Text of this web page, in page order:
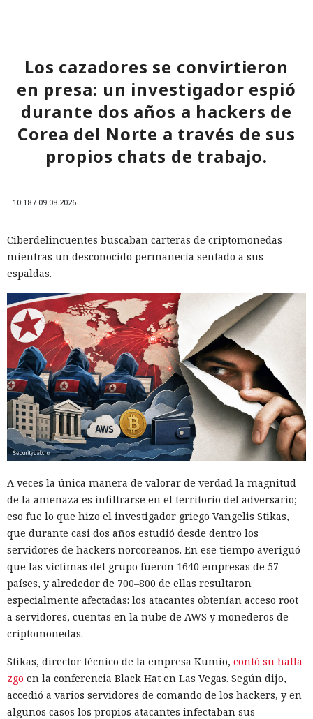
de seguridad) para identificar más rápidamente señales
significativas.
Los cazadores se convirtieron
en presa: un investigador espió
durante dos años a hackers de
Corea del Norte a través de sus
propios chats de trabajo.
10:18 / 09.08.2026
Ciberdelincuentes buscaban carteras de criptomonedas
mientras un desconocido permanecía sentado a sus
espaldas.
A veces la única manera de valorar de verdad la magnitud
de la amenaza es infiltrarse en el territorio del adversario;
eso fue lo que hizo el investigador griego Vangelis Stikas,
que durante casi dos años estudió desde dentro los
servidores de hackers norcoreanos. En ese tiempo averiguó
que las víctimas del grupo fueron 1640 empresas de 57
países, y alrededor de 700–800 de ellas resultaron
especialmente afectadas: los atacantes obtenían acceso root
a servidores, cuentas en la nube de AWS y monederos de
criptomonedas.
Stikas, director técnico de la empresa Kumio, contó su halla
zgo en la conferencia Black Hat en Las Vegas. Según dijo,
accedió a varios servidores de comando de los hackers, y en
algunos casos los propios atacantes infectaban sus